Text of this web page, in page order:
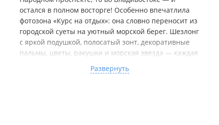
остался в полном восторге! Особенно впечатлила
фотозона «Курс на отдых»: она словно переносит из
городской суеты на уютный морской берег. Шезлонг
с яркой подушкой, полосатый зонт, декоративные
пальмы, цветы, ракушки и морская звезда — каждая
фотографировать. Снимки получаются очень
Развернуть